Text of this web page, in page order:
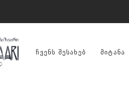
ᲩᲕᲔᲜᲡ ᲨᲔᲡᲐᲮᲔᲑ ᲛᲘᲢᲐᲜᲐ